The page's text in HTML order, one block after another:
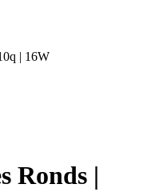
| 16W
Ronds |